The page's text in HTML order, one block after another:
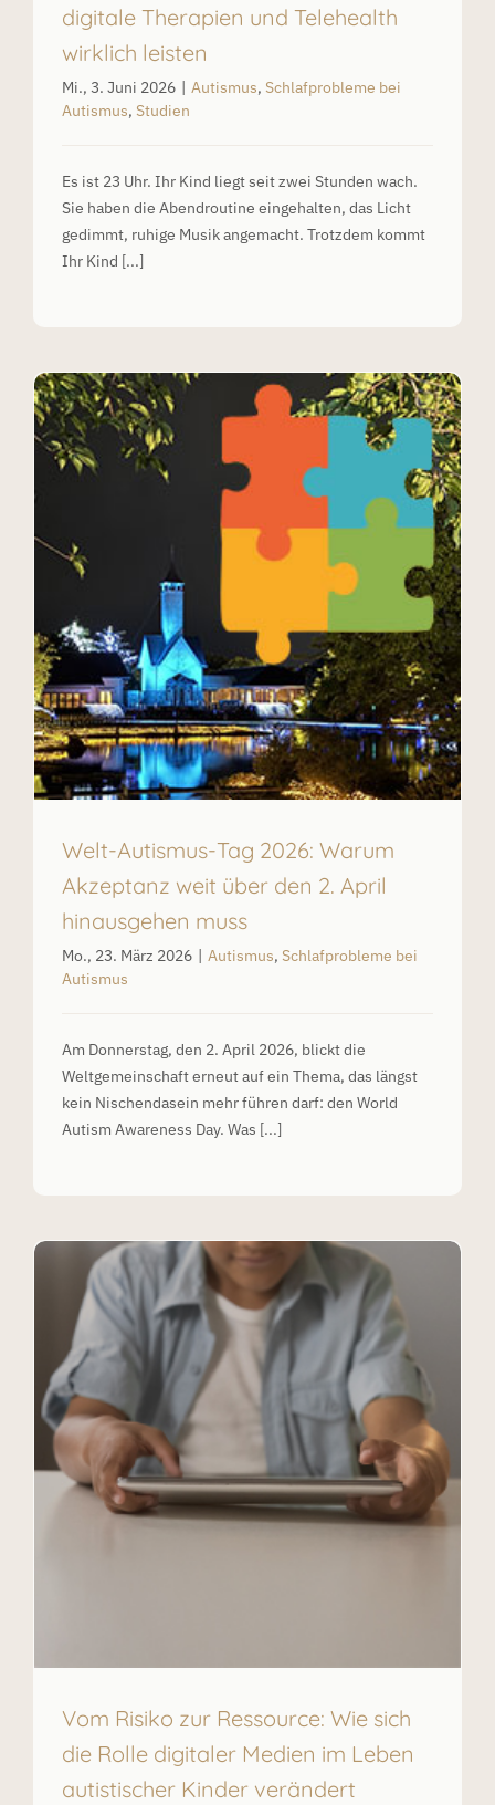
digitale Therapien und Telehealth
wirklich leisten
Mi., 3. Juni 2026 | Autismus, Schlafprobleme bei
Autismus, Studien
Es ist 23 Uhr. Ihr Kind liegt seit zwei Stunden wach.
Sie haben die Abendroutine eingehalten, das Licht
gedimmt, ruhige Musik angemacht. Trotzdem kommt
Ihr Kind [...]
Welt-Autismus-Tag 2026: Warum
Akzeptanz weit über den 2. April
hinausgehen muss
Mo., 23. März 2026 | Autismus, Schlafprobleme bei
Autismus
Am Donnerstag, den 2. April 2026, blickt die
Weltgemeinschaft erneut auf ein Thema, das längst
kein Nischendasein mehr führen darf: den World
Autism Awareness Day. Was [...]
Vom Risiko zur Ressource: Wie sich
die Rolle digitaler Medien im Leben
autistischer Kinder verändert